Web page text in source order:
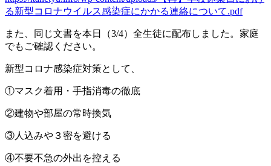
る新型コロナウイルス感染症にかかる連絡について.pdf
また、同じ文書を本日（3/4）全生徒に配布しました。家庭
でもご確認ください。
新型コロナ感染症対策として、
①マスク着用・手指消毒の徹底
②建物や部屋の常時換気
③人込みや３密を避ける
④不要不急の外出を控える